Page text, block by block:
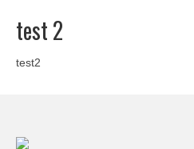
Ofertas y lotes descuento
test 2
test2